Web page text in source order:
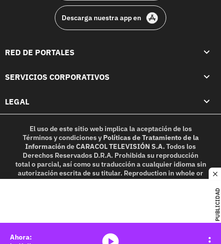
PUBLICIDAD
Descarga nuestra app en
RED DE PORTALES
SERVICIOS CORPORATIVOS
LEGAL
El uso de este sitio web implica la aceptación de los
Términos y condicionesy Políticas de Tratamiento de la
InformacióndeCARACOL TELEVISIÓN S.A.Todos los
Derechos Reservados D.R.A. Prohibida su reproducción
total o parcial, así como su traducción a cualquier idioma sin
autorización escrita de su titular. Reproduction in whole or
in part, or translation without written permission is